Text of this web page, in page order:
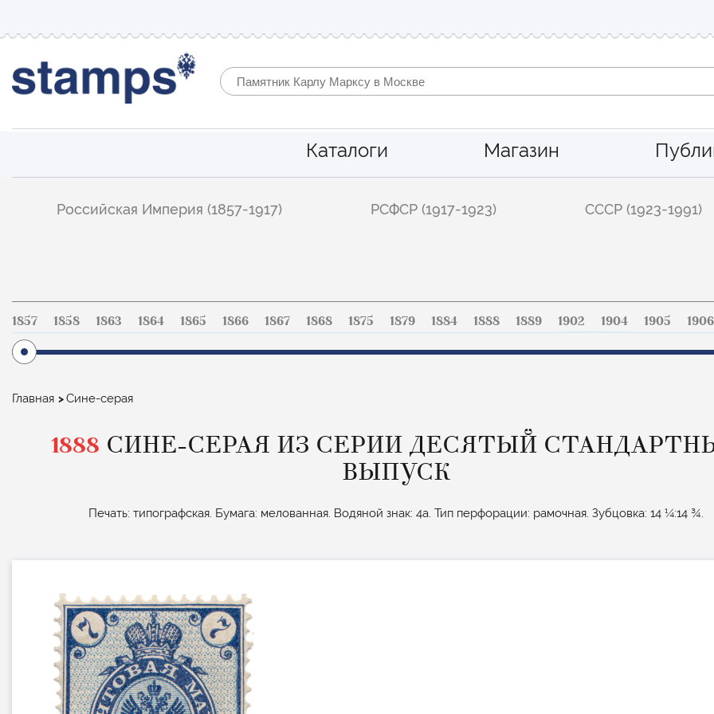
Каталоги Магазин
Российская Империя (1857-1917) РСФСР (1917-1923) СССР (1923-1991)
1857 1858 1863 1864 1865 1866 1867 1868 1875 1879 1884 1888 1889 1902 1904 1905 1906
Строка
Главная Сине-серая
1888 СИНЕ-СЕРАЯ ИЗ СЕРИИ ДЕСЯТЫЙ
ВЫПУСК
Печать: типографская. Бумага: мелованная. Водяной знак: 4а. Тип перфорации: рамочная. Зубцовка: 14 ¼:14 ¾.